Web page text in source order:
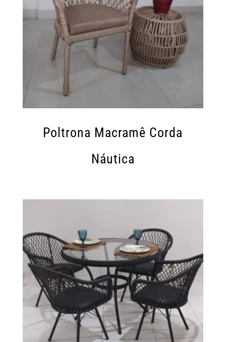
Poltrona Macramê Corda
Náutica